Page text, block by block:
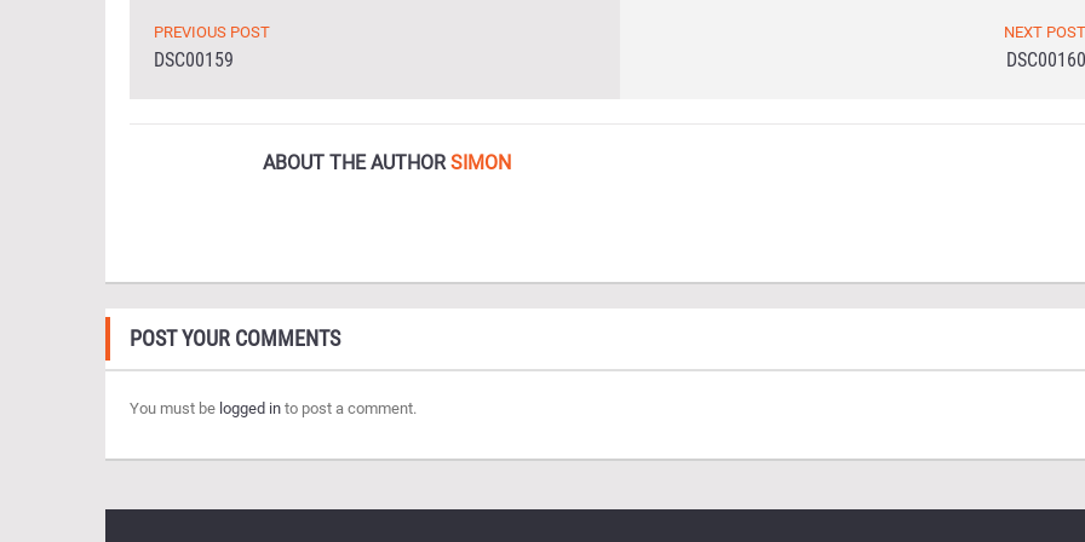
PREVIOUS POST
DSC00159
NEXT POST
DSC00160
ABOUT THE AUTHORSIMON
POST YOUR COMMENTS
You must be logged in to post a comment.